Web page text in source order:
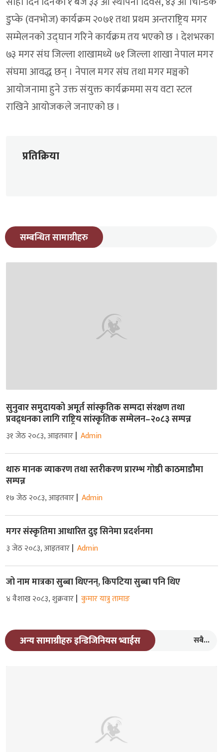
डुप्के (वनभोज) कार्यक्रम २०७१ तथा प्रथम अन्तराष्ट्रिय मगर
सम्मेलनको उद्घान गरिने कार्यक्रम तय भएको छ । देशभरका
७३ मगर संघ जिल्ला शाखामध्ये ७१ जिल्ला शाखा नेपाल मगर
संघमा आवद्ध छन् । नेपाल मगर संघ तथा मगर मञ्चको
आयोजनामा हुने उक्त संयुक्त कार्यक्रममा सय वटा स्टल
राखिने आयोजकले जनाएको छ ।
प्रतिक्रिया
सम्बन्धित सामाग्रीहरु
सुनुवार समुदायको अमूर्त सांस्कृतिक सम्पदा संरक्षण तथा
प्रवद्र्धनका लागि राष्ट्रिय सांस्कृतिक सम्मेलन–२०८३ सम्पन्न
३१ जेठ २०८३, आइतवार Admin
थारु मानक व्याकरण तथा स्तरीकरण प्रारम्भ गोष्ठी काठमाडौमा
सम्पन्न
१७ जेठ २०८३, आइतवार Admin
मगर संस्कृतिमा आधारित दुइ सिनेमा प्रदर्शनमा
३ जेठ २०८३, आइतवार Admin
जो नाम मात्रका सुब्बा थिएनन्, किपटिया सुब्बा पनि थिए
४ वैशाख २०८३, शुक्रवार कुमार यात्रु तामाङ
अन्य सामाग्रीहरु इन्डिजिनियस भ्वाईस सबै...